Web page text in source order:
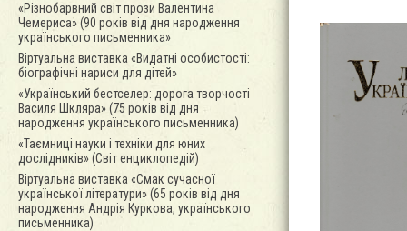
«Різнобарвний світ прози Валентина
Чемериса» (90 років від дня народження
українського письменника»
Віртуальна виставка «Видатні особистості:
біографічні нариси для дітей»
«Український бестселер: дорога творчості
Василя Шкляра» (75 років від дня
народження українського письменника)
«Таємниці науки і техніки для юних
дослідників» (Світ енциклопедій)
Віртуальна виставка «Смак сучасної
української літератури» (65 років від дня
народження Андрія Куркова, українського
письменника)